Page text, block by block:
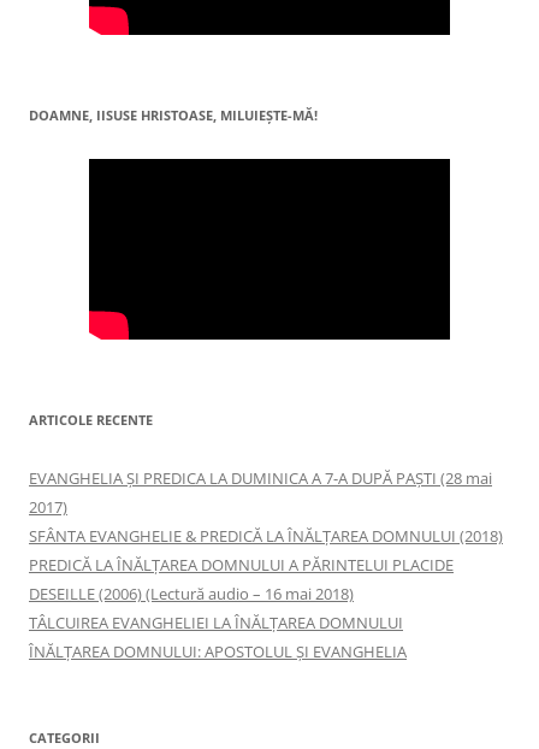
DOAMNE, IISUSE HRISTOASE, MILUIEŞTE-MĂ!
ARTICOLE RECENTE
EVANGHELIA ȘI PREDICA LA DUMINICA A 7-A DUPĂ PAȘTI (28 mai
2017)
SFÂNTA EVANGHELIE & PREDICĂ LA ÎNĂLŢAREA DOMNULUI (2018)
PREDICĂ LA ÎNĂLŢAREA DOMNULUI A PĂRINTELUI PLACIDE
DESEILLE (2006) (Lectură audio – 16 mai 2018)
TÂLCUIREA EVANGHELIEI LA ÎNĂLŢAREA DOMNULUI
ÎNĂLŢAREA DOMNULUI: APOSTOLUL ȘI EVANGHELIA
CATEGORII